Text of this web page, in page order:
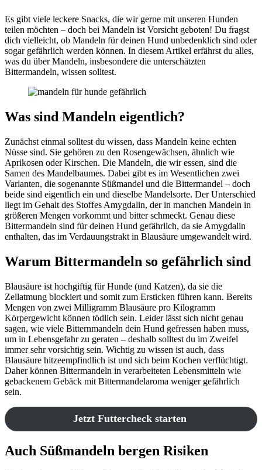
Es gibt viele leckere Snacks, die wir gerne mit unseren Hunden
teilen möchten – doch bei Mandeln ist Vorsicht geboten! Du fragst
dich vielleicht, ob Mandeln für deinen Hund unbedenklich sind oder
sogar gefährlich werden können. In diesem Artikel erfährst du alles,
was du über Mandeln, insbesondere die unterschätzten
Bittermandeln, wissen solltest.
Was sind Mandeln eigentlich?
Zunächst einmal solltest du wissen, dass Mandeln keine echten
Nüsse sind. Sie gehören zu den Rosengewächsen, ähnlich wie
Aprikosen oder Kirschen. Die Mandeln, die wir essen, sind die
Samen des Mandelbaumes. Dabei gibt es im Wesentlichen zwei
Varianten, die sogenannte Süßmandel und die Bittermandel – doch
beide sind eigentlich ein und dieselbe Mandelsorte. Der Unterschied
liegt im Gehalt des Stoffes Amygdalin, der in manchen Mandeln in
größeren Mengen vorkommt und bitter schmeckt. Genau diese
Bittermandeln sind für deinen Hund gefährlich, da sie Amygdalin
enthalten, das im Verdauungstrakt in Blausäure umgewandelt wird.
Warum Bittermandeln so gefährlich sind
Blausäure ist hochgiftig für Hunde (und Katzen), da sie die
Zellatmung blockiert und somit zum Ersticken führen kann. Bereits
Mengen von zwei Milligramm Blausäure pro Kilogramm
Körpergewicht können tödlich sein. Leider lässt sich nicht genau
sagen, wie viele Bitternmandeln dein Hund gefressen haben muss,
um in Lebensgefahr zu geraten – deshalb solltest du im Zweifel
immer sehr vorsichtig sein. Wichtig zu wissen ist auch, dass
Blausäure hitzeempfindlich ist und sich beim Kochen verflüchtigt.
Daher können Bittermandeln in verarbeiteten Lebensmitteln wie
gebackenem Gebäck mit Bittermandelaroma weniger gefährlich
sein.
Jetzt Futtercheck starten
Auch Süßmandeln bergen Risiken